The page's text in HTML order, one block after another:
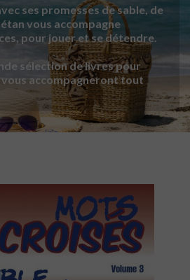
ses promesses de sable, de
vous accompagne
pour jouer et se détendre.
sélection de livres pour
vous accompagneront tout